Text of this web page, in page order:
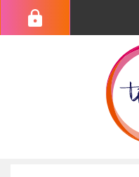
contenu
Menu
du